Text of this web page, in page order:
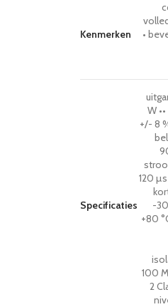
Kenmerken
•
Specificaties
W
+/- 8
120
-
+80
100
2